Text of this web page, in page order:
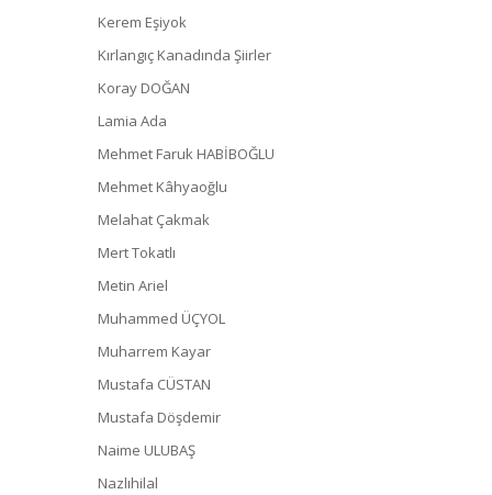
Kerem Eşiyok
Kırlangıç Kanadında Şiirler
Koray DOĞAN
Lamia Ada
Mehmet Faruk HABİBOĞLU
Mehmet Kâhyaoğlu
Melahat Çakmak
Mert Tokatlı
Metin Ariel
Muhammed ÜÇYOL
Muharrem Kayar
Mustafa CÜSTAN
Mustafa Döşdemir
Naime ULUBAŞ
Nazlıhilal